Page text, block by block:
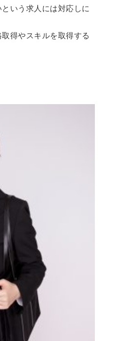
という求人には対応しに
取得やスキルを取得する